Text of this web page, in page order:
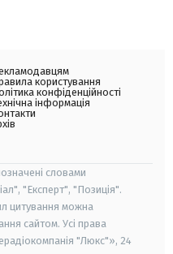
користування
конфіденційності
інформація
словами
"Експерт", "Позиція".
цитування можна
сайтом. Усі права
"Люкс"», 24